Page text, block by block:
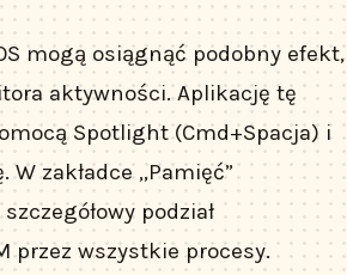
mogą osiągnąć podobny efekt,
aktywności. Aplikację tę
Spotlight (Cmd+Spacja) i
zakładce „Pamięć”
podział
przez wszystkie procesy.